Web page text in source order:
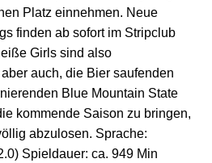
Platz einnehmen. Neue
finden ab sofort im Stripclub
Girls sind also
auch, die Bier saufenden
Blue Mountain State
kommende Saison zu bringen,
abzulosen. Sprache:
Spieldauer: ca. 949 Min